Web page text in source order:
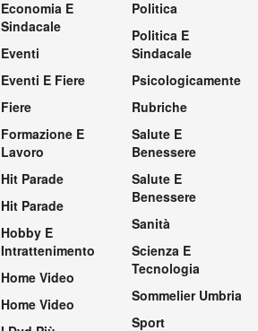
Economia E
Sindacale
Eventi
Eventi E Fiere
Fiere
Formazione E
Lavoro
Hit Parade
Hit Parade
Hobby E
Intrattenimento
Home Video
Home Video
Politica
Politica E
Sindacale
Psicologicamente
Rubriche
Salute E
Benessere
Salute E
Benessere
Sanità
Scienza E
Tecnologia
Sommelier Umbria
Sport